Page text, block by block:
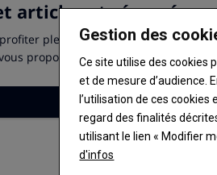
Gestion des
Ce site utilise des cookies
et de mesure d’audience.
l’utilisation de ces
regard des finalités
utilisant le lien « Modifier
d'infos